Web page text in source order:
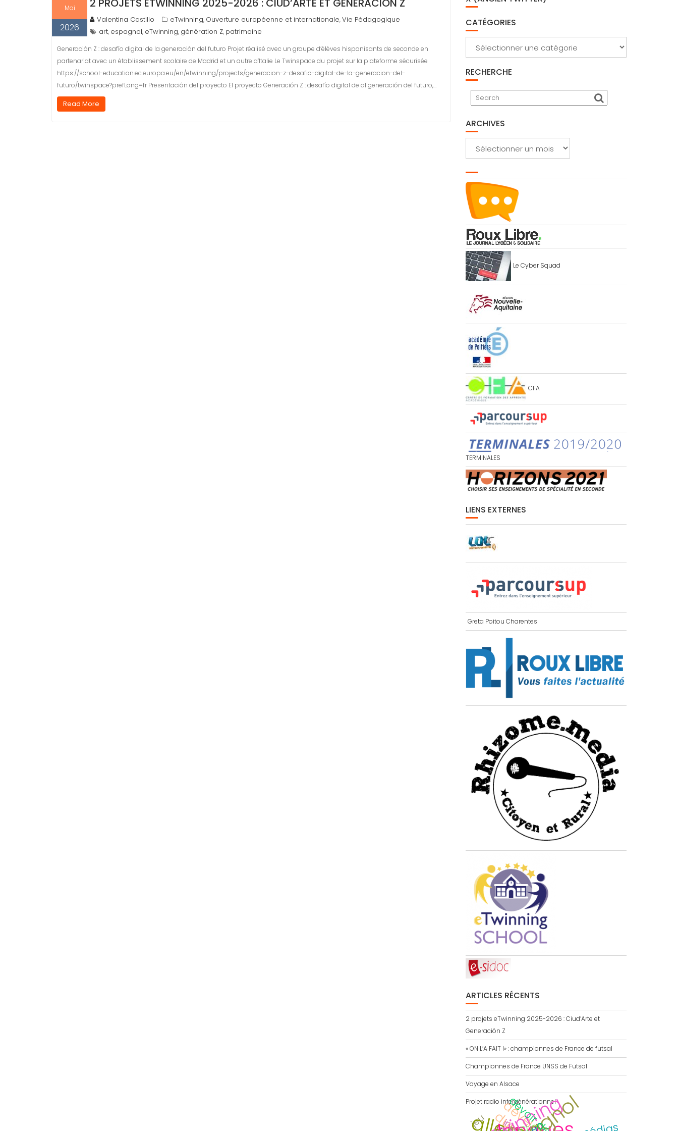
Mai
2026
2 PROJETS ETWINNING 2025-2026 : CIUD’ARTE ET GENERACIÓN Z
Valentina Castillo eTwinning, Ouverture européenne et internationale,Vie Pédagogique
art, espagnol, eTwinning, génération Z, patrimoine
Generación Z : desafío digital de la generación del futuro Projet réalisé avec un groupe d’élèves hispanisants de seconde en
partenariat avec un établissement scolaire de Madrid et un autre d’Italie Le Twinspace du projet sur la plateforme sécurisée
https://school-education.ec.europa.eu/en/etwinning/projects/generacion-z-desafio-digital-de-la-generacion-del-
futuro/twinspace?prefLang=fr Presentación del proyecto El proyecto Generación Z : desafío digital de al generación del futuro,…
Read More
CATÉGORIES
RECHERCHE
ARCHIVES
Le Cyber Squad
CFA
TERMINALES
LIENS EXTERNES
Greta Poitou Charentes
ARTICLES RÉCENTS
2 projets eTwinning 2025-2026 : Ciud’Arte et
Generación Z
« ON L’A FAIT !» : championnes de France de futsal
Championnes de France UNSS de Futsal
Voyage en Alsace
Projet radio intergénérationnel
jeu